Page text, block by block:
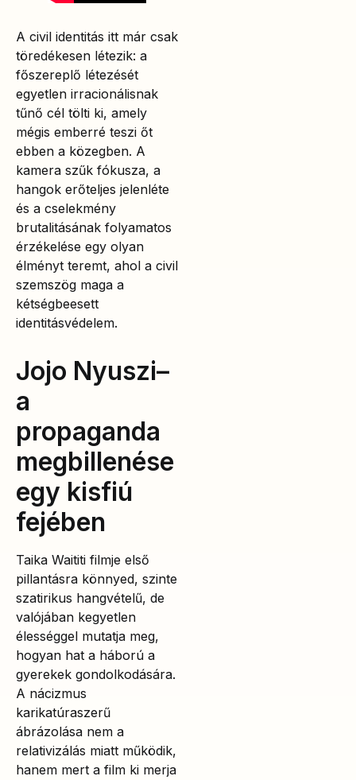
A civil identitás itt már csak
töredékesen létezik: a
főszereplő létezését
egyetlen irracionálisnak
tűnő cél tölti ki, amely
mégis emberré teszi őt
ebben a közegben. A
kamera szűk fókusza, a
hangok erőteljes jelenléte
és a cselekmény
brutalitásának folyamatos
érzékelése egy olyan
élményt teremt, ahol a civil
szemszög maga a
kétségbeesett
identitásvédelem.
Jojo Nyuszi–
a
propaganda
megbillenése
egy kisfiú
fejében
Taika Waititi filmje első
pillantásra könnyed, szinte
szatirikus hangvételű, de
valójában kegyetlen
élességgel mutatja meg,
hogyan hat a háború a
gyerekek gondolkodására.
A nácizmus
karikatúraszerű
ábrázolása nem a
relativizálás miatt működik,
hanem mert a film ki merja